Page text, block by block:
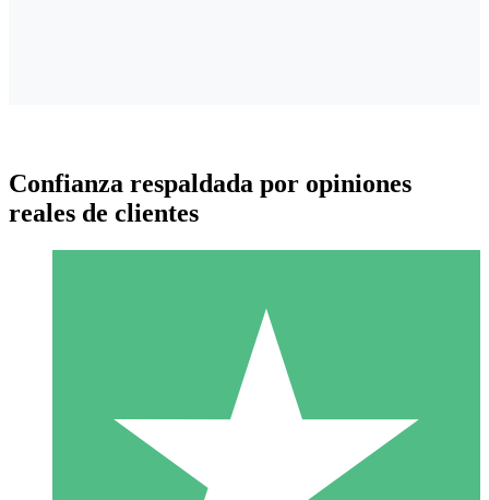
Paquetes de Créditos Individuales
Paga según el uso con créditos de descarga. Sin compromiso
Confianza respaldada por opiniones
reales de clientes